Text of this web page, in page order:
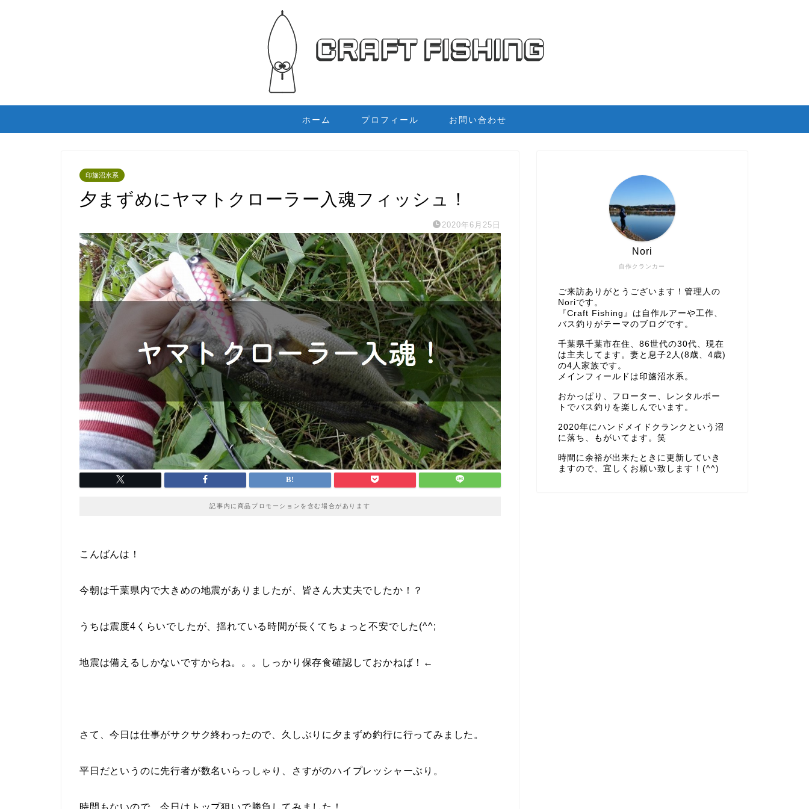
ホーム プロフィール お問い合わせ
印旛沼水系
夕まずめにヤマトクローラー入魂フィッシュ！
2020年6月25日
記事内に商品プロモーションを含む場合があります
こんばんは！
今朝は千葉県内で大きめの地震がありましたが、皆さん大丈夫でしたか！？
うちは震度4くらいでしたが、揺れている時間が長くてちょっと不安でした(^^;
地震は備えるしかないですからね。。。しっかり保存食確認しておかねば！←
さて、今日は仕事がサクサク終わったので、久しぶりに夕まずめ釣行に行ってみました。
平日だというのに先行者が数名いらっしゃり、さすがのハイプレッシャーぶり。
時間もないので、今日はトップ狙いで勝負してみました！
自作クランカー
Nori
ご来訪ありがとうございます！管理人の
Noriです。
『Craft Fishing』は自作ルアーや工作、
バス釣りがテーマのブログです。
千葉県千葉市在住、86世代の30代、現在
は主夫してます。妻と息子2人(8歳、4歳)
の4人家族です。
メインフィールドは印旛沼水系。
おかっぱり、フローター、レンタルボー
トでバス釣りを楽しんでいます。
2020年にハンドメイドクランクという沼
に落ち、もがいてます。笑
時間に余裕が出来たときに更新していき
ますので、宜しくお願い致します！(^^)